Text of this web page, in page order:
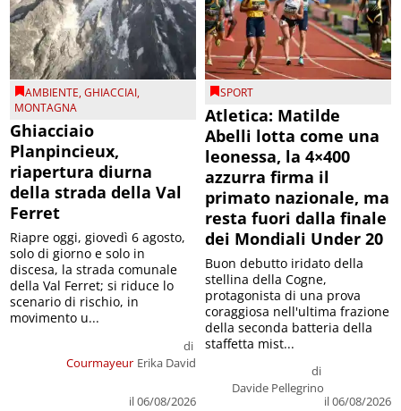
AMBIENTE,GHIACCIAI,
MONTAGNA
Ghiacciaio
Planpincieux,
riapertura diurna
della strada della Val
Ferret
Courmayeur
di
Erika David
il 06/08/2026
Riapre oggi, giovedì 6 agosto,
solo di giorno e solo in
discesa, la strada comunale
della Val Ferret; si riduce lo
scenario di rischio, in
movimento u...
SPORT
Atletica: Matilde
Abelli lotta come una
leonessa, la 4×400
azzurra firma il
primato nazionale, ma
resta fuori dalla finale
dei Mondiali Under 20
di
Davide Pellegrino
il 06/08/2026
Buon debutto iridato della
stellina della Cogne,
protagonista di una prova
coraggiosa nell'ultima frazione
della seconda batteria della
staffetta mist...